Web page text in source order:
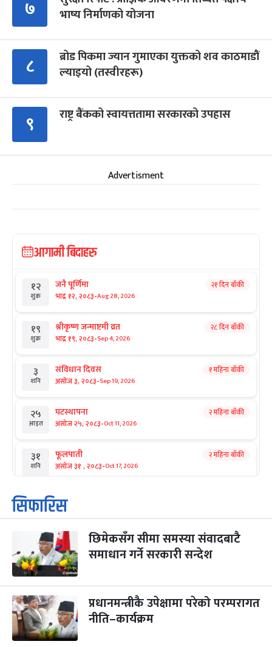
७
भाष्य निर्माणको योजना
८
ब्रोड पिकमा ज्यान गुमाएका युक्तको शव काठमाडौं
ल्याइयो (तस्वीरहरू)
९ राष्ट्र बैंकको स्वायत्ततामा सरकारको उपहास
Advertisment
आगामी बिदाहरु
१२
शुक्र
जनै पूर्णिमा
भाद्र १२, २०८३-Aug 28, 2026
२१ दिन बाँकी
१९
शुक्र
श्रीकृष्ण जन्माष्टमी व्रत
भाद्र १९, २०८३-Sep 4, 2026
२८ दिन बाँकी
३
शनि
संविधान दिवस
असोज ३, २०८३-Sep 19, 2026
१ महिना बाँकी
२५
आइत
घटस्थापना
असोज २५, २०८३-Oct 11, 2026
२ महिना बाँकी
३१
शनि
फूलपाती
असोज ३१ , २०८३-Oct 17, 2026
२ महिना बाँकी
१
आइत
कार्तिक सङ्क्रान्ति
कार्तिक १, २०८३
३
मंगल
महानवमी
कार्तिक ३, २०८३-Oct 20, 2026
२ महिना बाँकी
४
बुध कार्तिक ४, २०८३ Oct 21, 2026
५
बिहि
पापा‌ङ्कुशा एकादशी व्रत
कार्तिक ५, २०८३
सिफारिस
छिमेकसँग सीमा समस्या संवादबाटै
समाधान गर्ने सरकारी सन्देश
प्रधानमन्त्रीकै उपेक्षामा परेको परम्परागत
नीति–कार्यक्रम